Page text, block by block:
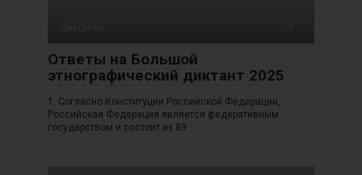
Ответы на Большой
этнографический диктант 2025
1. Согласно Конституции Российской Федерации,
Российская Федерация является федеративным
государством и состоит из 89